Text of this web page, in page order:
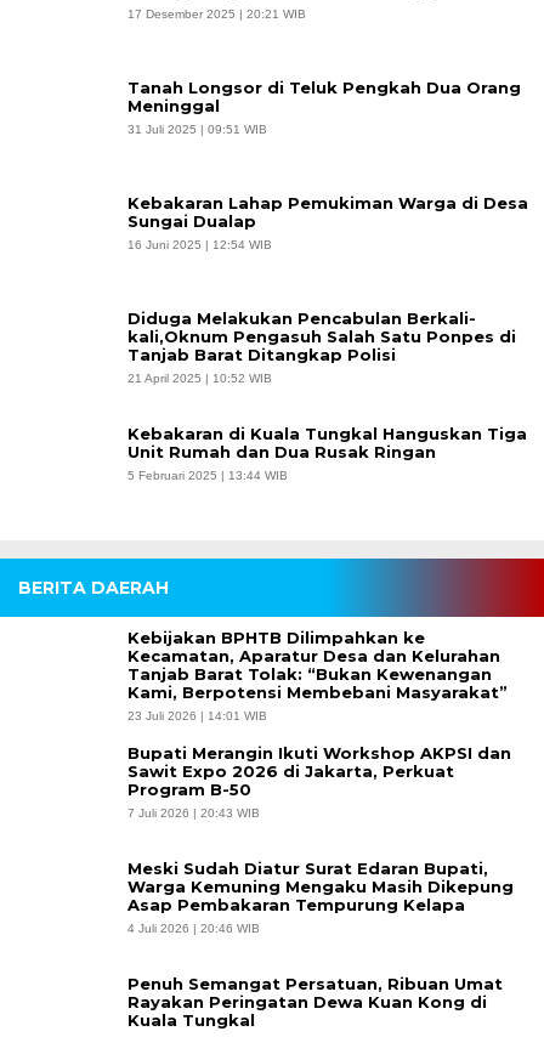
17 Desember 2025 | 20:21 WIB
Tanah Longsor di Teluk Pengkah Dua Orang
Meninggal
31 Juli 2025 | 09:51 WIB
Kebakaran Lahap Pemukiman Warga di Desa
Sungai Dualap
16 Juni 2025 | 12:54 WIB
Diduga Melakukan Pencabulan Berkali-
kali,Oknum Pengasuh Salah Satu Ponpes di
Tanjab Barat Ditangkap Polisi
21 April 2025 | 10:52 WIB
Kebakaran di Kuala Tungkal Hanguskan Tiga
Unit Rumah dan Dua Rusak Ringan
5 Februari 2025 | 13:44 WIB
BERITA DAERAH
Kebijakan BPHTB Dilimpahkan ke
Kecamatan, Aparatur Desa dan Kelurahan
Tanjab Barat Tolak: “Bukan Kewenangan
Kami, Berpotensi Membebani Masyarakat”
23 Juli 2026 | 14:01 WIB
Bupati Merangin Ikuti Workshop AKPSI dan
Sawit Expo 2026 di Jakarta, Perkuat
Program B-50
7 Juli 2026 | 20:43 WIB
Meski Sudah Diatur Surat Edaran Bupati,
Warga Kemuning Mengaku Masih Dikepung
Asap Pembakaran Tempurung Kelapa
4 Juli 2026 | 20:46 WIB
Penuh Semangat Persatuan, Ribuan Umat
Rayakan Peringatan Dewa Kuan Kong di
Kuala Tungkal